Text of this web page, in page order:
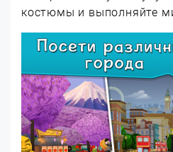
костюмы и выполняйте